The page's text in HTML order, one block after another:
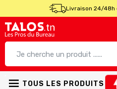
Livraison 24/48h
TOUS LES PRODUITS